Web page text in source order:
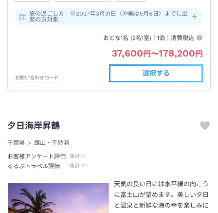
旅の過ごし方 ※2027年3月31日（沖縄は5月6日）までに出
発の方対象
おとな1名 (2名1室)｜1泊 ｜消費税込
37,600 円 〜178,200 円
お問い合わせコード
選択する
夕日海岸昇鶴
千葉県
館山・平砂浦
お客様アンケート評価
集計中
るるぶトラベル評価 集計中
天気の良い日には水平線の向こう
に富士山が望めます。美しい夕日
と温泉と新鮮な海の幸を楽しみに